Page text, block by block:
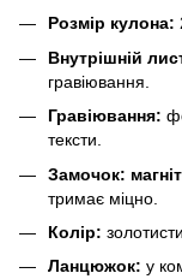
Розмір кулона:
Внутрішній
гравіювання.
Гравіювання:
тексти.
Замочок:
тримає міцно.
Колір:
Ланцюжок: у